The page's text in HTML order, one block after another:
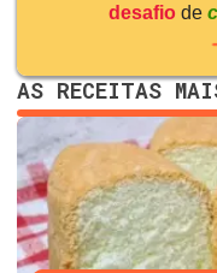
desafio de
AS RECEITAS